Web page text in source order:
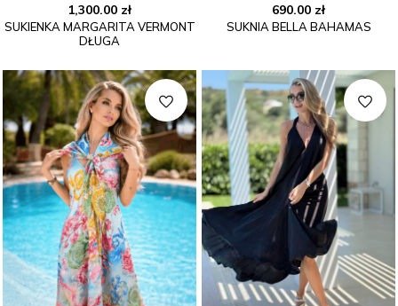
1,300.00 zł
SUKIENKA MARGARITA VERMONT
DŁUGA
690.00 zł
SUKNIA BELLA BAHAMAS